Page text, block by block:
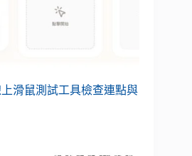
滑鼠測試工具檢查連點與